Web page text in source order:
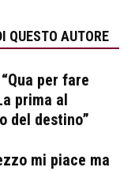
QUESTO AUTORE
per fare
prima al
del destino”
mi piace ma